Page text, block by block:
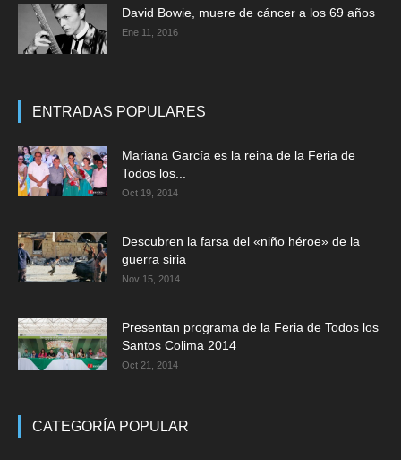
David Bowie, muere de cáncer a los 69 años
Ene 11, 2016
ENTRADAS POPULARES
Mariana García es la reina de la Feria de
Todos los...
Oct 19, 2014
Descubren la farsa del «niño héroe» de la
guerra siria
Nov 15, 2014
Presentan programa de la Feria de Todos los
Santos Colima 2014
Oct 21, 2014
CATEGORÍA POPULAR